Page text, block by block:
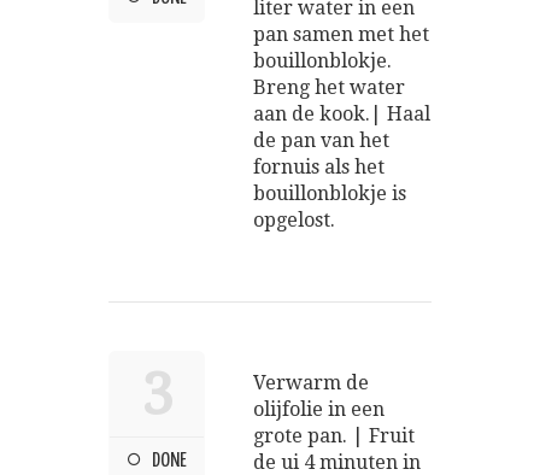
liter water in een
pan samen met het
bouillonblokje.
Breng het water
aan de kook.| Haal
de pan van het
fornuis als het
bouillonblokje is
opgelost.
3
DONE
Verwarm de
olijfolie in een
grote pan. | Fruit
de ui 4 minuten in